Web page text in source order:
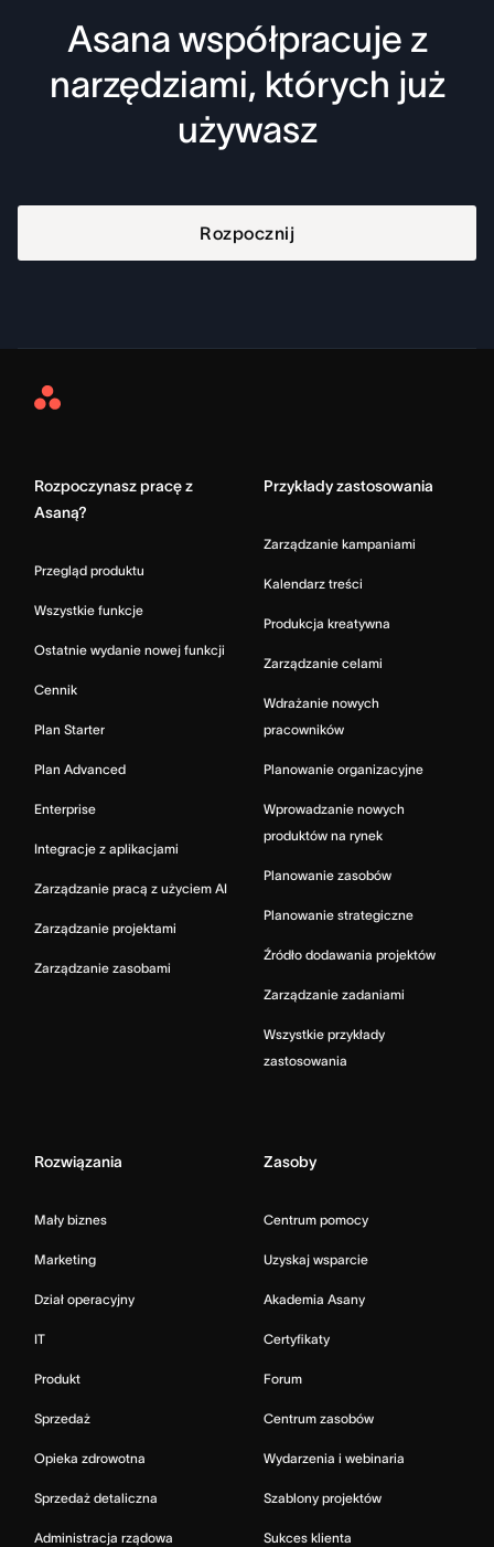
Asana współpracuje z
narzędziami, których już
używasz
Rozpocznij
Asana
Rozpoczynasz pracę z
Asaną?
Przegląd produktu
Wszystkie funkcje
Ostatnie wydanie nowej funkcji
Cennik
Plan Starter
Plan Advanced
Enterprise
Integracje z aplikacjami
Zarządzanie pracą z użyciem AI
Zarządzanie projektami
Zarządzanie zasobami
Przykłady zastosowania
Zarządzanie kampaniami
Kalendarz treści
Produkcja kreatywna
Zarządzanie celami
Wdrażanie nowych
pracowników
Planowanie organizacyjne
Wprowadzanie nowych
produktów na rynek
Planowanie zasobów
Planowanie strategiczne
Źródło dodawania projektów
Zarządzanie zadaniami
Wszystkie przykłady
zastosowania
Rozwiązania
Mały biznes
Marketing
Dział operacyjny
IT
Produkt
Sprzedaż
Opieka zdrowotna
Sprzedaż detaliczna
Administracja rządowa
Zasoby
Centrum pomocy
Uzyskaj wsparcie
Akademia Asany
Certyfikaty
Forum
Centrum zasobów
Wydarzenia i webinaria
Szablony projektów
Sukces klienta